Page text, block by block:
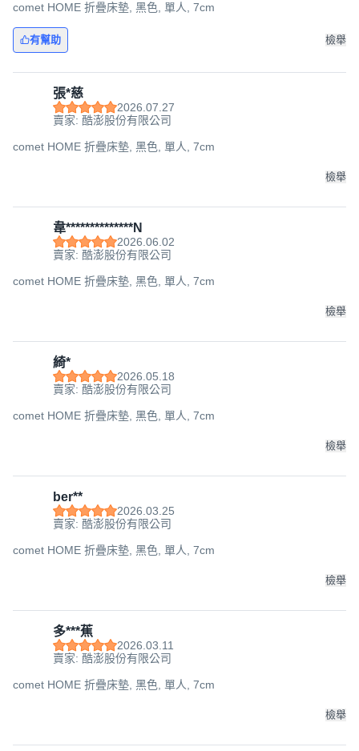
comet HOME 折疊床墊, 黑色, 單人, 7cm
有幫助 檢舉
張*慈
2026.07.27
賣家: 酷澎股份有限公司
comet HOME 折疊床墊, 黑色, 單人, 7cm
檢舉
韋**************N
2026.06.02
賣家: 酷澎股份有限公司
comet HOME 折疊床墊, 黑色, 單人, 7cm
檢舉
綺*
2026.05.18
賣家: 酷澎股份有限公司
comet HOME 折疊床墊, 黑色, 單人, 7cm
檢舉
ber**
2026.03.25
賣家: 酷澎股份有限公司
comet HOME 折疊床墊, 黑色, 單人, 7cm
檢舉
多***蕉
2026.03.11
賣家: 酷澎股份有限公司
comet HOME 折疊床墊, 黑色, 單人, 7cm
檢舉